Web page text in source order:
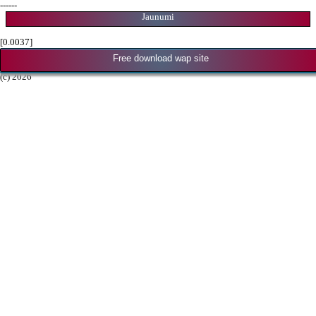
------
Jaunumi
[0.0037]
Free download wap site
(c) 2026